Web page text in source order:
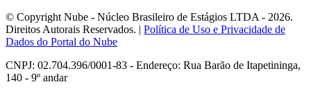
© Copyright Nube - Núcleo Brasileiro de Estágios LTDA - 2026.
Direitos Autorais Reservados. | Política de Uso e Privacidade de
Dados do Portal do Nube
CNPJ: 02.704.396/0001-83 - Endereço: Rua Barão de Itapetininga,
140 - 9º andar